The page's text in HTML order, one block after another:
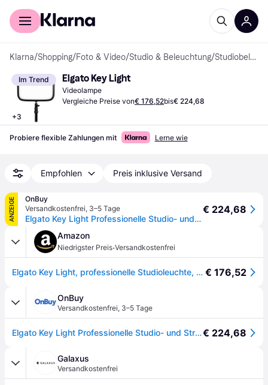
Für Shopper
Klarna/Shopping/Foto & Video/Studio & Beleuchtung/ Studiobeleuchtung
Im Trend
+3
Elgato Key Light
Videolampe
Vergleiche Preise von€ 176,52bis€ 224,68
Probiere flexible Zahlungen mit Lerne wie
Empfohlen Preis inklusive Versand
ANZEIGE
OnBuy
Versandkostenfrei, 3–5 Tage
Elgato Key Light Professionelle Studio- und Streamingbeleuchtung (10GAK9901) 45 W LED Schwarz
€ 224,68
Amazon
Niedrigster Preis·Versandkostenfrei
Elgato Key Light, professionelle Studioleuchte, 2800 Lumen € 176,52
OnBuy
Versandkostenfrei, 3–5 Tage
Elgato Key Light Professionelle Studio- und Streamingbeleuchtung (10GAK9901) 45 W LED Schwarz€ 224,68
Galaxus
Versandkostenfrei